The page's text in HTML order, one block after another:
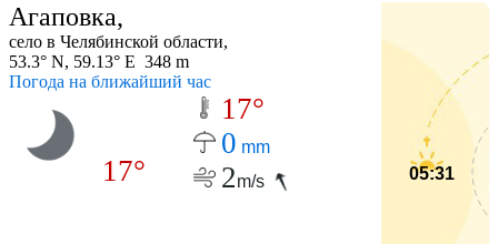
Агаповка,
село в Челябинской области,
53.3° N, 59.13° E 348 m
Погода на ближайший час
17°
17°
0 mm
2m/s 05:31